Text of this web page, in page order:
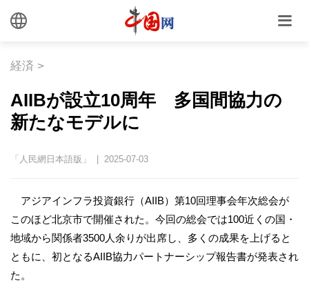
経済 >
AIIBが設立10周年 多国間協力の
新たなモデルに
「人民網日本語版」 | 2025-07-03
アジアインフラ投資銀行（AIIB）第10回理事会年次総会が
このほど北京市で開催された。今回の総会では100近くの国・
地域から関係者3500人余りが出席し、多くの成果を上げると
ともに、初となるAIIB協力パートナーシップ報告書が発表され
た。